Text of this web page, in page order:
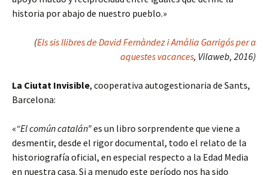
historia por abajo de nuestro pueblo.»
(Els sis llibres de David Fernàndez i Amàlia Garrigós per a
aquestes vacances, Vilaweb, 2016)
La Ciutat Invisible, cooperativa autogestionaria de Sants,
Barcelona:
«“El común catalán”es un libro sorprendente que viene a
desmentir, desde el rigor documental, todo el relato de la
historiografía oficial, en especial respecto a la Edad Media
en nuestra casa. Si a menudo este período nos ha sido